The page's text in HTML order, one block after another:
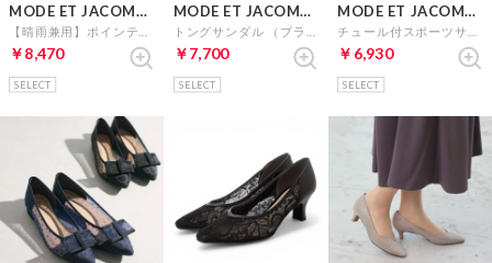
MODE ET JACOMO carino
￥8,470
SELECT
MODE ET JACOMO carino
￥7,700
SELECT
MODE ET JACOMO carino
￥6,930
SELECT